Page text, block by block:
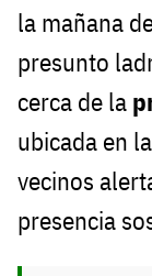
la mañana
presunto
cerca de la
ubicada en
vecinos
presencia